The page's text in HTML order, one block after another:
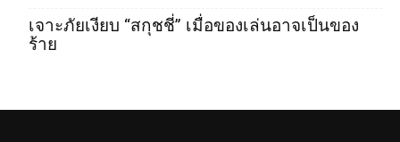
เจาะภัยเงียบ “สกุชชี่” เมื่อของเล่นอาจเป็นของ
ร้าย